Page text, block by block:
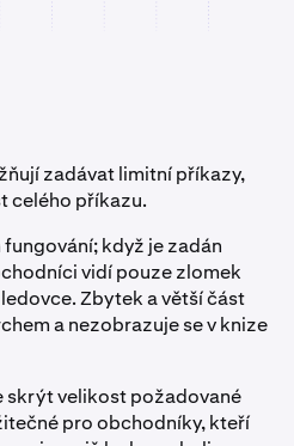
zadávat limitní příkazy,
celého příkazu.
když je zadán
vidí pouze zlomek
Zbytek a větší část
a nezobrazuje se v knize
skrýt velikost požadované
pro obchodníky, kteří